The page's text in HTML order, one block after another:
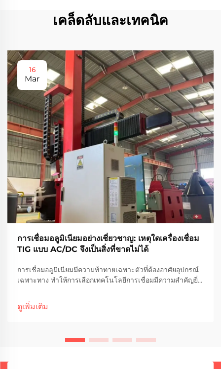
เคล็ดลับและเทคนิค
16
Mar
การเชื่อมอลูมิเนียมอย่างเชี่ยวชาญ: เหตุใดเครื่องเชื่อม
TIG แบบ AC/DC จึงเป็นสิ่งที่ขาดไม่ได้
การเชื่อมอลูมิเนียมมีความท้าทายเฉพาะตัวที่ต้องอาศัยอุปกรณ์
เฉพาะทาง ทำให้การเลือกเทคโนโลยีการเชื่อมมีความสำคัญยิ่ง
งอลูมิเนียม เช่น ความสามารถในการนำความร้อนสูง
ออกซิเดชัน...
ดูเพิ่มเติม